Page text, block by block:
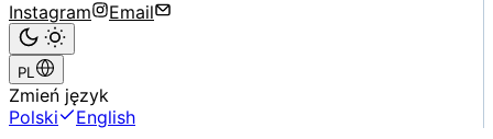
Instagram
Email
PL
Zmień język
Polski
English